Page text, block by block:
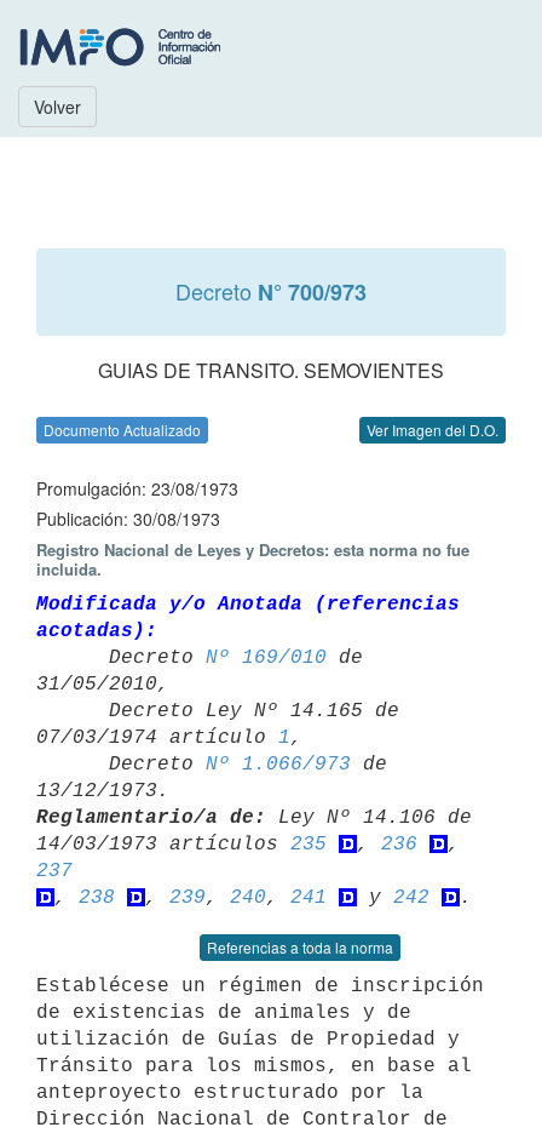
Volver
Decreto N° 700/973
GUIAS DE TRANSITO. SEMOVIENTES
Documento Actualizado Ver Imagen del D.O.
Promulgación: 23/08/1973
Publicación: 30/08/1973
Registro Nacional de Leyes y Decretos: esta norma no fue
incluida.
Modificada y/o Anotada (referencias
acotadas):
Decreto Nº 169/010 de
31/05/2010,
07/03/1974 artículo 1 ,
      Decreto
Nº 1.066/973 de
Reglamentario/a de:
Ley Nº 14.106 de
14/03/1973 artículos 235 , 236
237
, 238 , 239, 240, 241 y 242
Referencias a toda la norma
Establécese un régimen de inscripción
de existencias de animales y de
utilización de Guías de Propiedad y
Tránsito para los mismos, en base al
anteproyecto estructurado por la
Dirección Nacional de Contralor de